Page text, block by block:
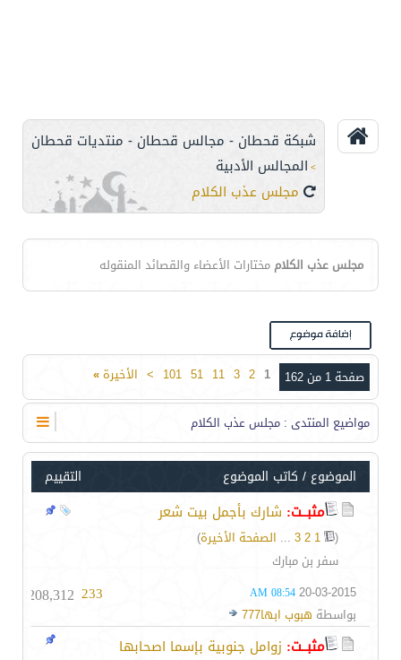
شبكة قحطان - مجالس قحطان - منتديات قحطان
> المجالس الأدبية
مجلس عذب الكلام
مجلس عذب الكلام مختارات الأعضاء والقصائد المنقوله
صفحة 1 من 162 1
2
3
11
51
101
> الأخيرة»
مواضيع المنتدى : مجلس عذب الكلام
التقييم الموضوع / كاتب الموضوع
مثبــت: شارك بأجمل بيت شعر
(
1
2
3
... الصفحة الأخيرة)
سفر بن مبارك
20-03-2015
08:54 AM
بواسطة هبوب ابها777
233
208,312
مثبــت: زوامل جنوبية بإسما اصحابها